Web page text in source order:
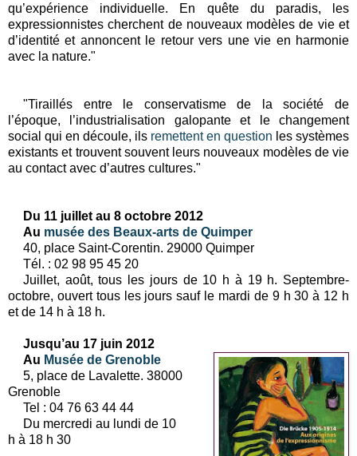
qu’expérience individuelle. En quête du paradis, les
expressionnistes cherchent de nouveaux modèles de vie et
d’identité et annoncent le retour vers une vie en harmonie
avec la nature."
"Tiraillés entre le conservatisme de la société de
l’époque, l’industrialisation galopante et le changement
social qui en découle, ils remettent en question les systèmes
existants et trouvent souvent leurs nouveaux modèles de vie
au contact avec d’autres cultures."
Du 11 juillet au 8 octobre 2012
Au musée des Beaux-arts de Quimper
40, place Saint-Corentin. 29000 Quimper
Tél. : 02 98 95 45 20
Juillet, août, tous les jours de 10 h à 19 h. Septembre-
octobre, ouvert tous les jours sauf le mardi de 9 h 30 à 12 h
et de 14 h à 18 h.
Jusqu’au 17 juin 2012
Au Musée de Grenoble
5, place de Lavalette. 38000
Grenoble
Tel : 04 76 63 44 44
Du mercredi au lundi de 10
h à 18 h 30